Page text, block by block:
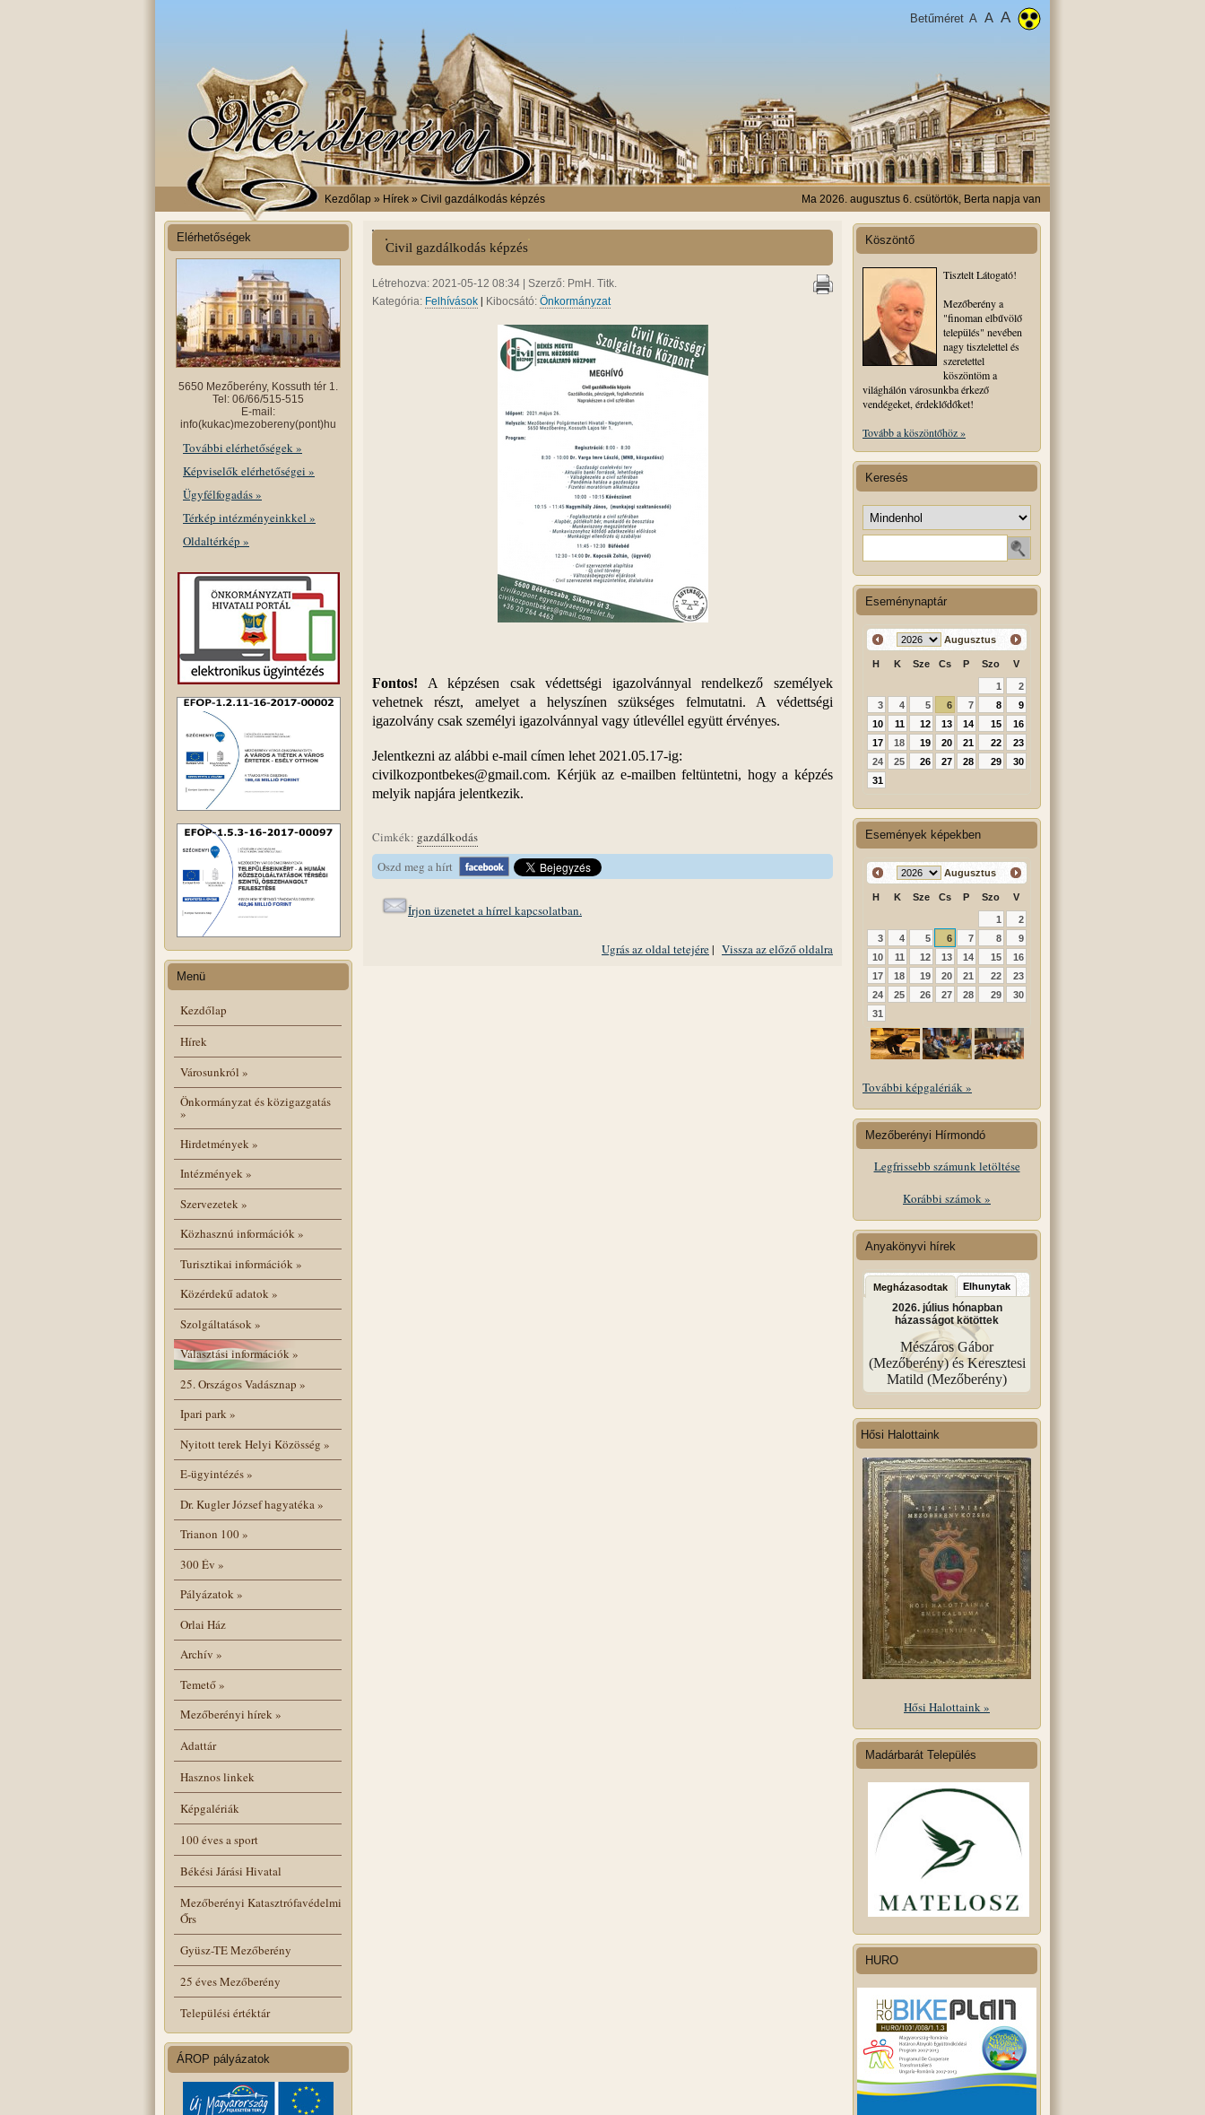
Betűméret A A A
Kezdőlap » Hírek » Civil gazdálkodás képzés Ma 2026. augusztus 6. csütörtök, Berta napja van
Elérhetőségek
5650 Mezőberény, Kossuth tér 1.
Tel: 06/66/515-515
E-mail:
info(kukac)mezobereny(pont)hu
További elérhetőségek »
Képviselők elérhetőségei »
Ügyfélfogadás »
Térkép intézményeinkkel »
Oldaltérkép »
Menü
Kezdőlap
Hírek
Városunkról »
Önkormányzat és közigazgatás
»
Hirdetmények»
Intézmények»
Szervezetek»
Közhasznú információk»
Turisztikai információk»
Közérdekű adatok»
Szolgáltatások»
Választási információk»
25. Országos Vadásznap »
Ipari park»
Nyitott terek Helyi Közösség »
E-ügyintézés»
Dr. Kugler József hagyatéka»
Trianon 100»
300 Év »
Pályázatok»
Orlai Ház
Archív »
Temető»
Mezőberényi hírek»
Adattár
Hasznos linkek
Képgalériák
100 éves a sport
Békési Járási Hivatal
Mezőberényi Katasztrófavédelmi
Őrs
Gyüsz-TE Mezőberény
25 éves Mezőberény
Települési értéktár
ÁROP pályázatok
Civil gazdálkodás képzés
Létrehozva: 2021-05-12 08:34 | Szerző: PmH. Titk.
Kategória: Felhívások | Kibocsátó: Önkormányzat
Fontos! A képzésen csak védettségi igazolvánnyal rendelkező személyek
vehetnek részt, amelyet a helyszínen szükséges felmutatni. A védettségi
igazolvány csak személyi igazolvánnyal vagy útlevéllel együtt érvényes.
Jelentkezni az alábbi e-mail címen lehet 2021.05.17-ig:
civilkozpontbekes@gmail.com. Kérjük az e-mailben feltüntetni, hogy a képzés
melyik napjára jelentkezik.
Cimkék: gazdálkodás
Oszd meg a hírt
Írjon üzenetet a hírrel kapcsolatban.
Ugrás az oldal tetejére| Vissza az előző oldalra
Köszöntő
Tisztelt Látogató!
Mezőberény a
"finoman elbűvölő
település" nevében
nagy tisztelettel és
szeretettel
köszöntöm a
világhálón városunkba érkező
vendégeket, érdeklődőket!
Tovább a köszöntőhöz »
Keresés
Keresés helye
Eseménynaptár
Augusztus
H K Sze Cs P Szo V
1
2
3
4 5 6 7 8
9
10
11 12 13 14 15
16
17
18 19 20 21 22
23
24
25 26 27 28 29
30
31
Események képekben
Augusztus
H K Sze Cs P Szo V
1
2
3
4 5 6 7 8
9
10
11 12 13 14 15
16
17
18 19 20 21 22
23
24
25 26 27 28 29
30
31
További képgalériák »
Mezőberényi Hírmondó
Legfrissebb számunk letöltése
Korábbi számok »
Anyakönyvi hírek
Megházasodtak Elhunytak
2026. július hónapban
házasságot kötöttek
Mészáros Gábor
(Mezőberény) és Keresztesi
Matild (Mezőberény)
Hősi Halottaink
Hősi Halottaink »
Madárbarát Település
HURO